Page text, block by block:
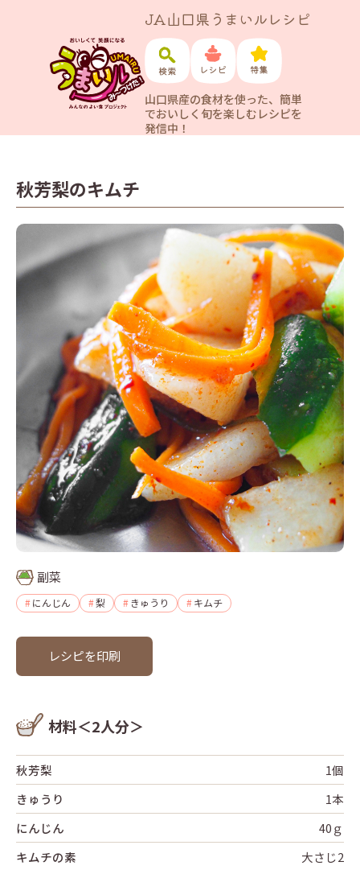
JA山口県うまいルレシピ
山口県産の食材を使った、簡単
でおいしく旬を楽しむレシピを
発信中！
秋芳梨のキムチ
副菜
にんじん 梨 きゅうり キムチ
レシピを印刷
材料＜2人分＞
秋芳梨
1個
きゅうり
1本
にんじん
40ｇ
キムチの素
大さじ2